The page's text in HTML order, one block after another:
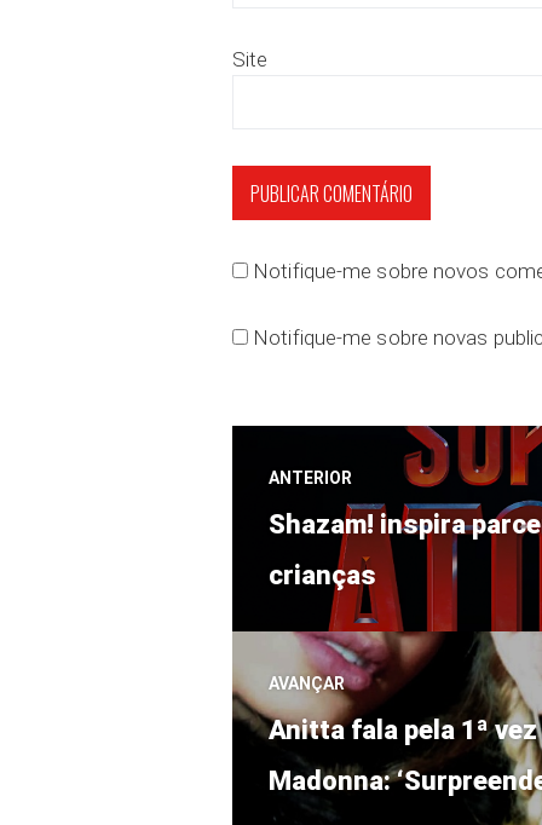
Site
Notifique-me sobre novos
Notifique-me sobre novas
Navegação
de
Post
ANTERIOR
Post
anterior:
Shazam! inspira
crianças
AVANÇAR
Próximo
post:
Anitta fala pela 1ª
Madonna: